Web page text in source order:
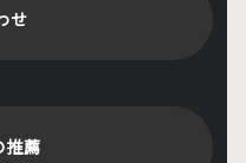
せ
推薦